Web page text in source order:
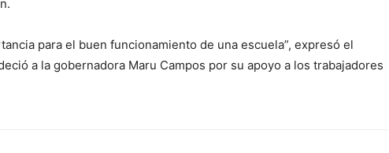
para el buen funcionamiento de una escuela”, expresó el
a la gobernadora Maru Campos por su apoyo a los trabajadores